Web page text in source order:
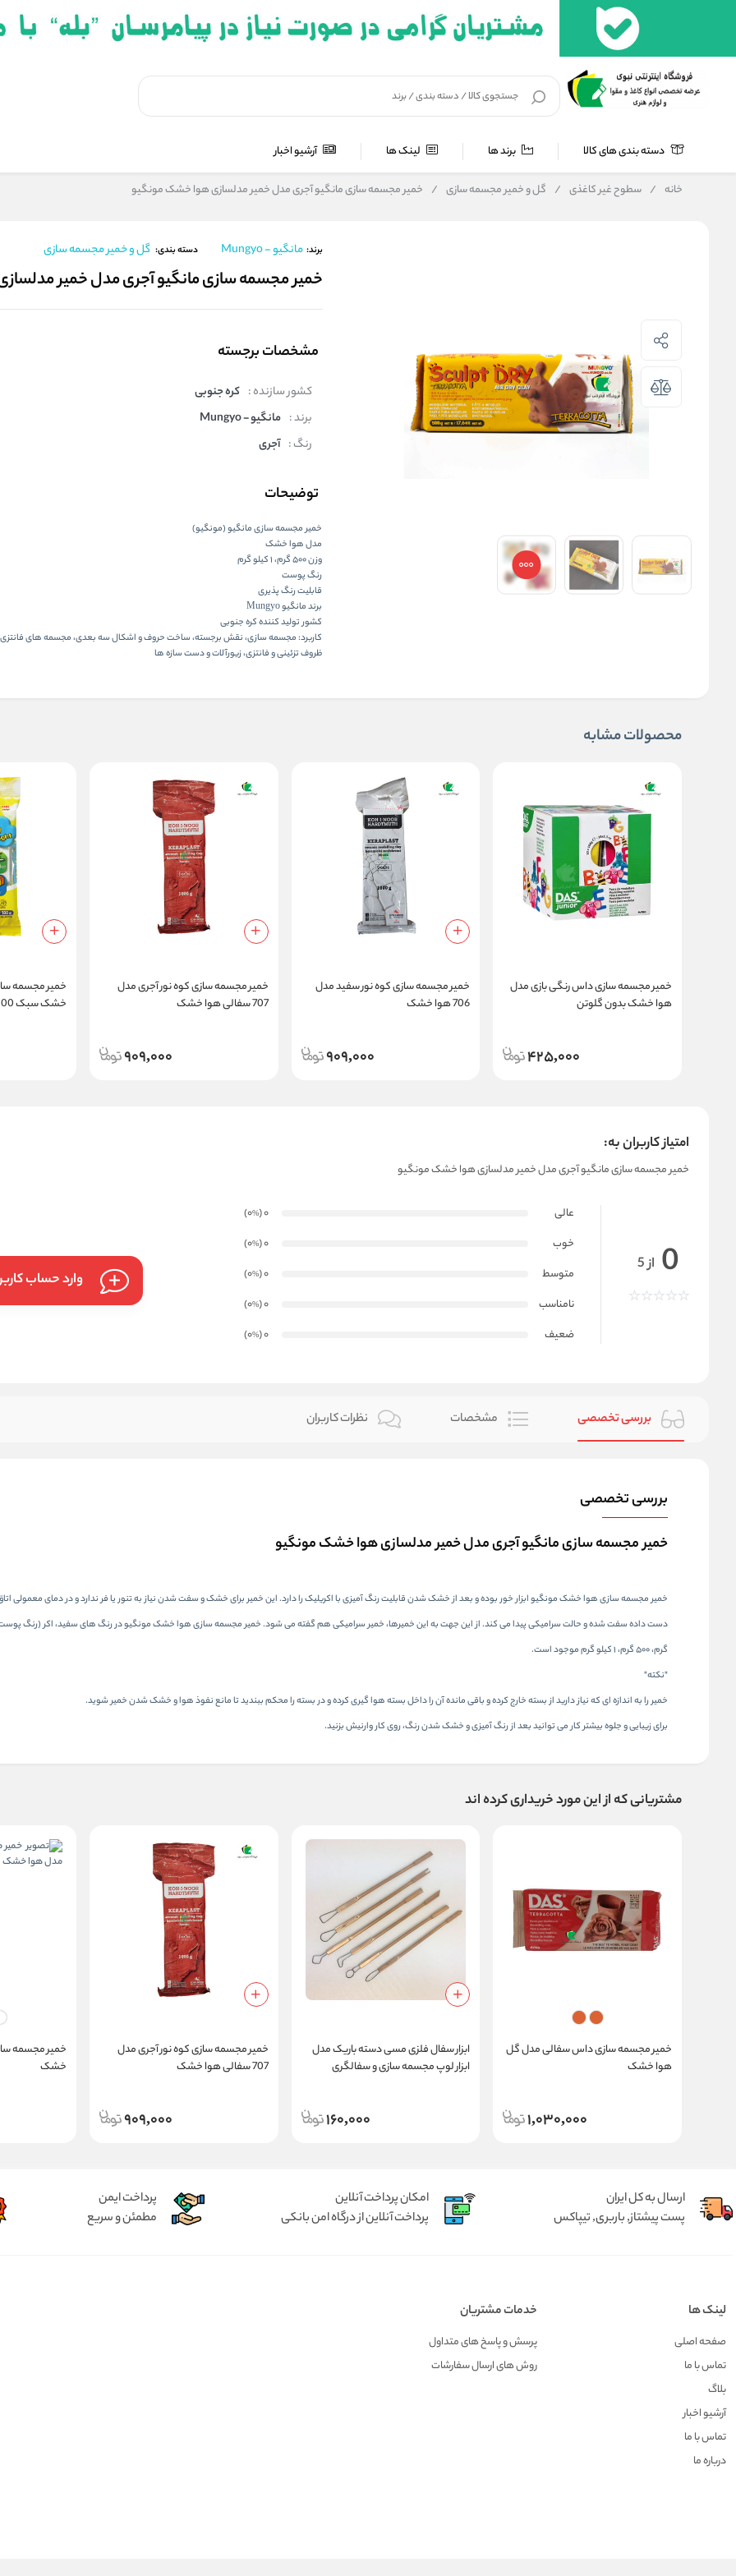
دسته بندی های کالا برند ها لینک ها آرشیو اخبار
خانه / سطوح غیر کاغذی / گل و خمیر مجسمه سازی / خمیر مجسمه سازی مانگیو آجری مدل خمیر مدلسازی هوا خشک مونگیو
برند: مانگیو - Mungyo دسته بندی: گل و خمیر مجسمه سازی
خمیر مجسمه سازی مانگیو آجری مدل خمیر
مشخصات برجسته
کشور سازنده : کره جنوبی
برند : مانگیو - Mungyo
رنگ : آجری
توضیحات
خمیر مجسمه سازی مانگیو (مونگیو)
مدل هوا خشک
وزن 500 گرم، 1 کیلو گرم
رنگ پوست
قابلیت رنگ پذیری
برند مانگیو Mungyo
کشور تولید کننده کره جنوبی
کاربرد: مجسمه سازی، نقش برجسته، ساخت حروف و اشکال سه بعدی، مجسمه های فانتزی،
ظروف تزئینی و فانتزی، زیورآلات و دست سازه ها
محصولات مشابه
خمیر مجسمه سازی داس رنگی بازی مدل
هوا خشک بدون گلوتن
425,000
خمیر مجسمه سازی کوه نور سفید مدل
706 هوا خشک
909,000
خمیر مجسمه سازی کوه نور آجری مدل
707 سفالی هوا خشک
909,000
خمیر مجسمه
خشک سبک 100 گرمی
امتیاز کاربران به:
خمیر مجسمه سازی مانگیو آجری مدل خمیر مدلسازی هوا خشک مونگیو
0 از 5
عالی 0
(0
%
)
خوب
0
(0
%
)
متوسط
0
(0
%
)
نامناسب
0
(0
%
)
ضعیف
0
(0
%
)
وارد حساب
بررسی تخصصی مشخصات نظرات کاربران
بررسی تخصصی
خمیر مجسمه سازی مانگیو آجری مدل خمیر مدلسازی هوا خشک مونگیو
خمیر مجسمه سازی هوا خشک مونگیو ابزار خور بوده و بعد از خشک شدن قابلیت رنگ آمیزی با اکریلیک را دارد. این خمیر برای خشک و سفت شدن نیاز به تنور یا فر ندارد و در دمای معمولی
گرم، 500 گرم، 1 کیلو گرم موجود است.
"نکته"
خمیر را به اندازه ای که نیاز دارید از بسته خارج کرده و باقی مانده آن را داخل بسته هوا گیری کرده و در بسته را محکم ببندید تا مانع نفوذ هوا و خشک شدن خمیر شوید.
برای زیبایی و جلوه بیشتر کار می توانید بعد از رنگ آمیزی و خشک شدن رنگ، روی کار وارنیش بزنید.
مشتریانی که از این مورد خریداری کرده اند
خمیر مجسمه سازی داس سفالی مدل گل
هوا خشک
1,030,000
ابزار سفال فلزی مسی دسته باریک مدل
ابزار لوپ مجسمه سازی و سفالگری
160,000
خمیر مجسمه سازی کوه نور آجری مدل
707 سفالی هوا خشک
909,000
خمیر مجسمه
خشک
ارسال به کل ایران
پست پیشتاز, باربری, تیپاکس
امکان پرداخت آنلاین
پرداخت آنلاین از درگاه امن بانکی
پرداخت ایمن
مطمئن و سریع
لینک ها
صفحه اصلی
تماس با ما
بلاگ
آرشیو اخبار
تماس با ما
درباره ما
خدمات مشتریان
پرسش و پاسخ های متداول
روش های ارسال سفارشات